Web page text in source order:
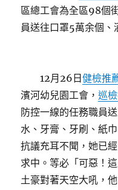
區總工會為全區98個
員送往口罩5萬余個、
12月26日健檢推
濱河幼兒園工會，巡
防控一線的任務職員
水、牙膏、牙刷、紙
抗議充耳不聞，她已
求中。等必「可惡！
土豪對著天空大吼，